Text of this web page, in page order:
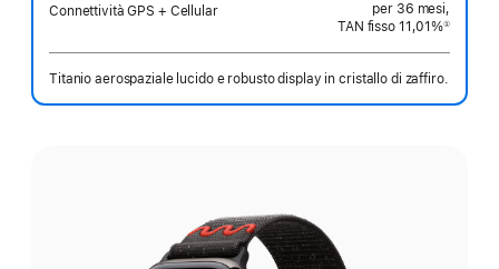
Connettività GPS + Cellular
per 36 mesi,
TAN fisso 11,01%①
Titanio aerospaziale lucido e robusto display in cristallo di zaffiro.